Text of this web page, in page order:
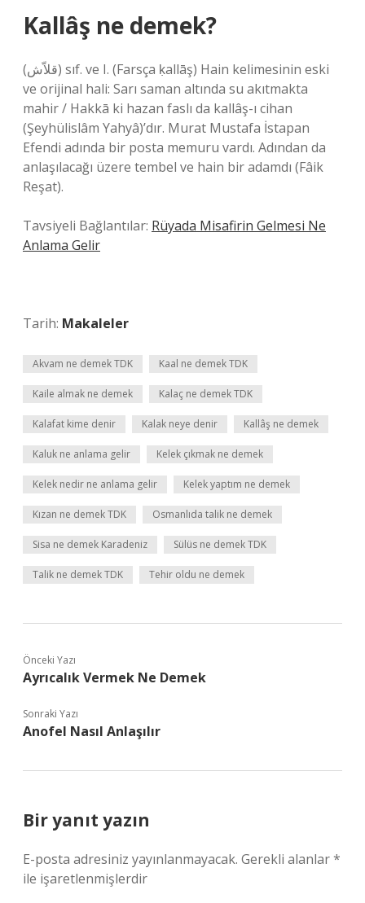
Kallâş ne demek?
(ﻗﻼّﺵ) sıf. ve I. (Farsça ḳallāş) Hain kelimesinin eski
ve orijinal hali: Sarı saman altında su akıtmakta
mahir / Hakkā ki hazan faslı da kallâş-ı cihan
(Şeyhülislâm Yahyâ)’dır. Murat Mustafa İstapan
Efendi adında bir posta memuru vardı. Adından da
anlaşılacağı üzere tembel ve hain bir adamdı (Fâik
Reşat).
Tavsiyeli Bağlantılar: Rüyada Misafirin Gelmesi Ne
Anlama Gelir
Tarih: Makaleler
Akvam ne demek TDK Kaal ne demek TDK
Kaile almak ne demek Kalaç ne demek TDK
Kalafat kime denir Kalak neye denir Kallâş ne demek
Kaluk ne anlama gelir Kelek çıkmak ne demek
Kelek nedir ne anlama gelir Kelek yaptım ne demek
Kızan ne demek TDK Osmanlıda talik ne demek
Sisa ne demek Karadeniz Sülüs ne demek TDK
Talik ne demek TDK Tehir oldu ne demek
Önceki Yazı
Ayrıcalık Vermek Ne Demek
Sonraki Yazı
Anofel Nasıl Anlaşılır
Bir yanıt yazın
E-posta adresiniz yayınlanmayacak. Gerekli alanlar*
ile işaretlenmişlerdir